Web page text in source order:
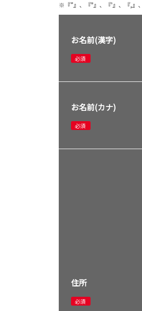
※『”』、『"』、『'』、『,』
お名前(漢字)
必須
お名前(カナ)
必須
住所
必須